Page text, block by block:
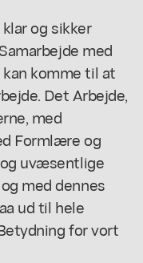
og sikker
med
komme til at
Det Arbejde,
med
Formlære og
uvæsentlige
med dennes
ud til hele
for vort